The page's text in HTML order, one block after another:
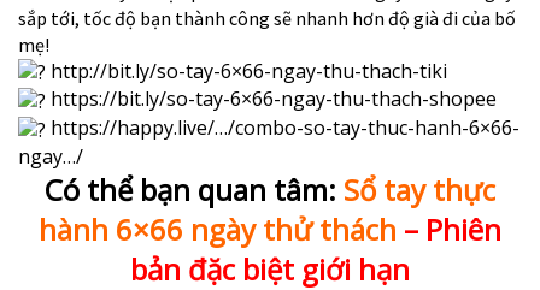
sắp tới, tốc độ bạn thành công sẽ nhanh hơn độ già đi của bố
mẹ!
http://bit.ly/so-tay-6×66-ngay-thu-thach-tiki
https://bit.ly/so-tay-6×66-ngay-thu-thach-shopee
https://happy.live/…/combo-so-tay-thuc-hanh-6×66-
ngay…/
Có thể bạn quan tâm: Sổ tay thực
hành 6×66 ngày thử thách – Phiên
bản đặc biệt giới hạn